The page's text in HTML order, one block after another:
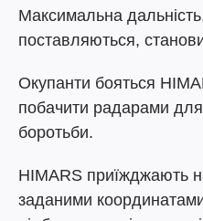
Максимальна
поставляються,
Окупанти бояться
побачити радарами
боротьби.
HIMARS приїжджають
заданими